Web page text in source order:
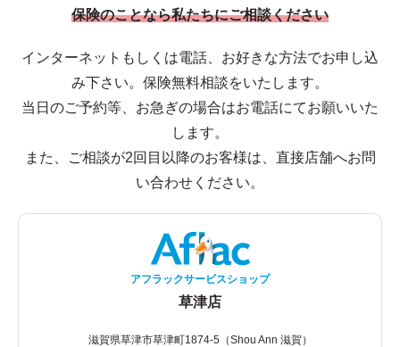
保険のことなら私たちにご相談ください
インターネットもしくは電話、お好きな方法でお申し込
み下さい。保険無料相談をいたします。
当日のご予約等、お急ぎの場合はお電話にてお願いいた
します。
また、ご相談が2回目以降のお客様は、直接店舗へお問
い合わせください。
アフラックサービスショップ
草津店
滋賀県草津市草津町1874-5（Shou Ann 滋賀）